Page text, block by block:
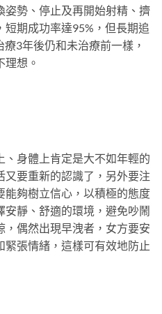
姿勢、停止及再開始射精、擠
期成功率達95%，但長期追
3年後仍和未治療前一樣，
理想。
、身體上肯定是大不如年輕的
又要重新的認識了，另外要注
能夠樹立信心，以積極的態度
靜、舒適的環境，避免吵鬧
，偶然出現早洩者，女方要安
張情緒，這樣可有效地防止